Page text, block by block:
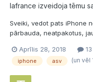
lafrance izveidoja tēmu
Sveiki, vedot pats iPhone
pārbauda, neatpakotus,
Vai arī muita pārbauda jau
ir Vācijā, Frankfurtē? Šeit
Aprīlis 28, 2018
iphone asv (un vēl